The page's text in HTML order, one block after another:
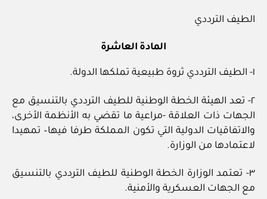
الطيف الترددي
المادة العاشرة
١- الطيف الترددي ثروة طبيعية تملكها الدولة.
٢- تعد الهيئة الخطة الوطنية للطيف الترددي بالتنسيق مع
الجهات ذات العلاقة -مراعية ما تقضي به الأنظمة الأخرى،
والاتفاقيات الدولية التي تكون المملكة طرفا فيها– تمهيدا
لاعتمادها من الوزارة.
٣- تعتمد الوزارة الخطة الوطنية للطيف الترددي بالتنسيق
مع الجهات العسكرية والأمنية.